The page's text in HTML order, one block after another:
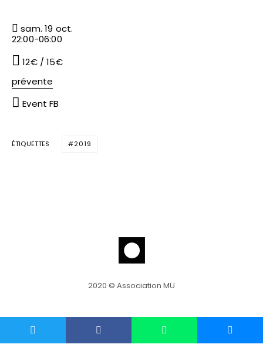
sam. 19 oct.
22:00-06:00
12€ / 15€
prévente
Event FB
ÉTIQUETTES 2019
2020 © Association MU